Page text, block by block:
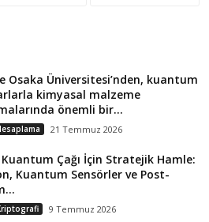
Osaka Üniversitesi’nden, kuantum
kimyasal malzeme
önemli bir...
21 Temmuz 2026
Kuantum Çağı İçin Stratejik Hamle:
Kuantum Sensörler ve Post-
9 Temmuz 2026